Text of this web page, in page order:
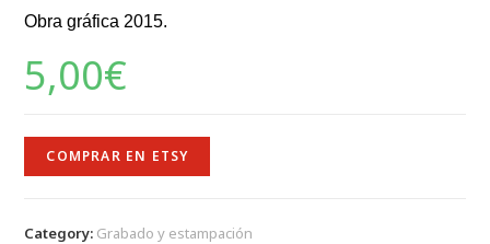
Obra gráfica 2015.
5,00€
COMPRAR EN ETSY
Category: Grabado y estampación